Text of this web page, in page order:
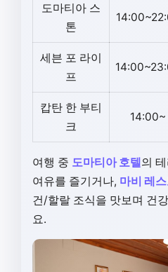
도마티아 스
톤
세븐 포 라이
프
캅탄 한 부티
크
14:00~
여행 중 도마티아 호텔의
여유를 즐기거나, 마비 레
건/할랄 조식을 맛보며 건
요.